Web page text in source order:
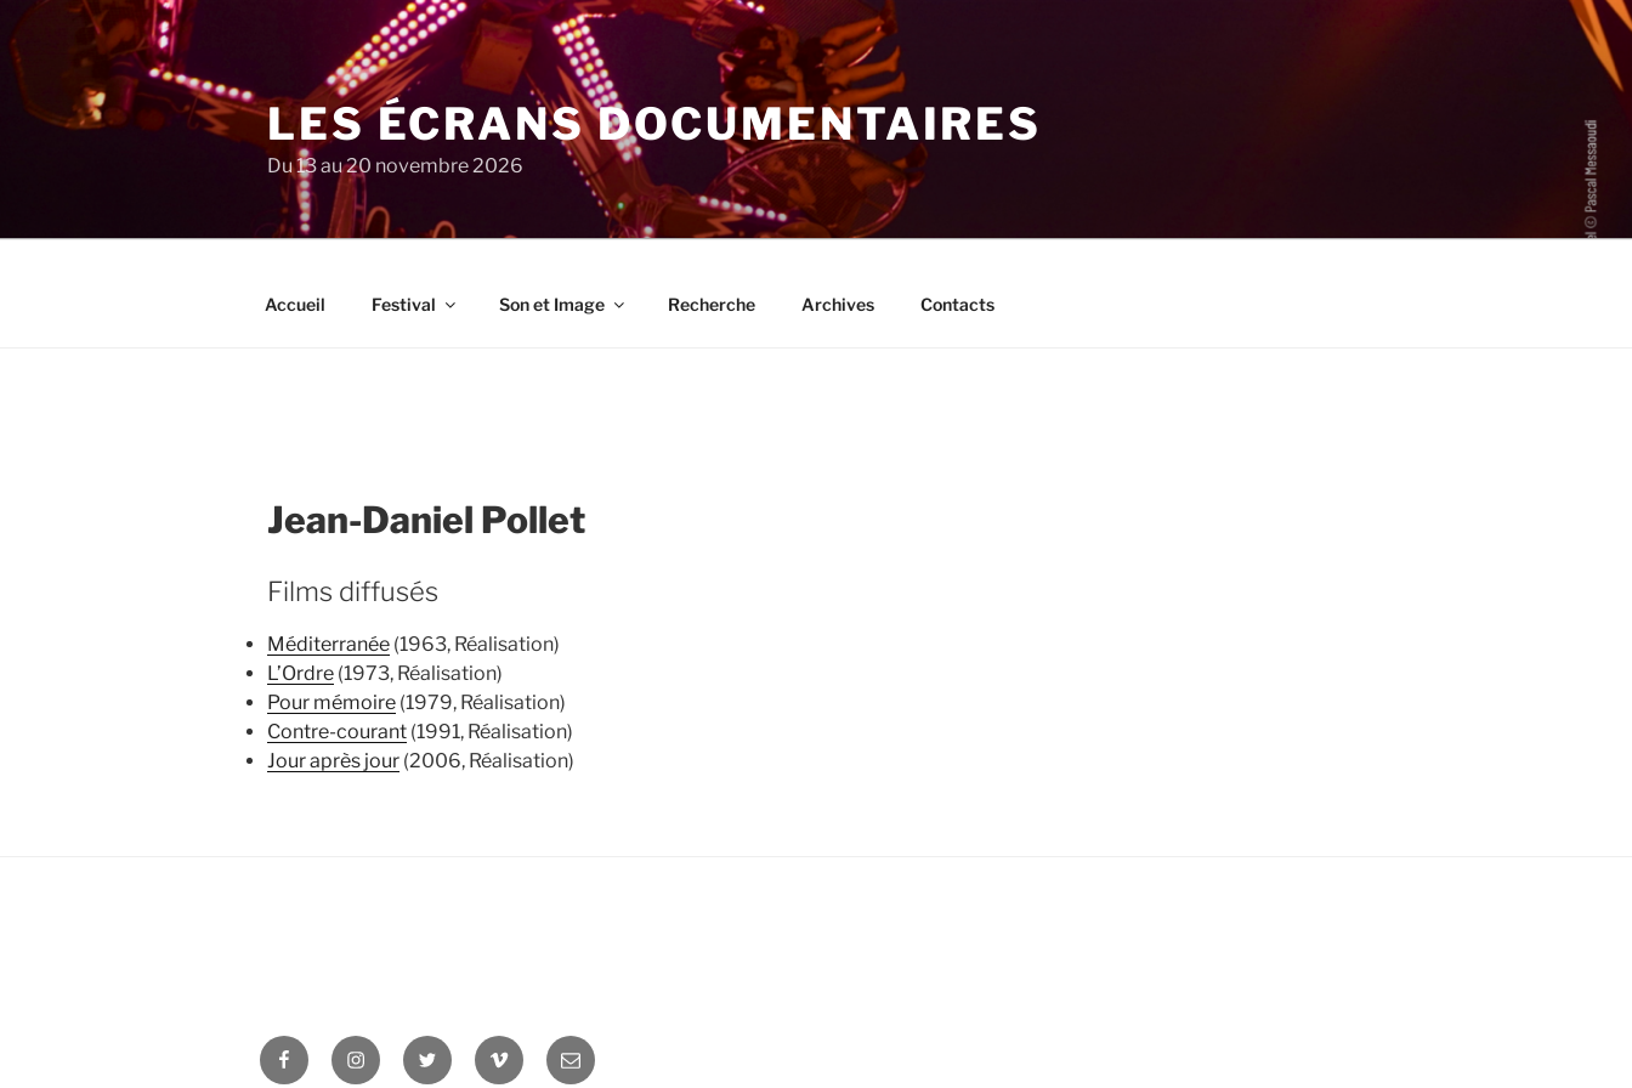
au
contenu
principal
LES ÉCRANS DOCUMENTAIRES
Du 13 au 20 novembre 2026
Accueil Festival Son et Image Recherche Archives Contacts
Jean-Daniel Pollet
Films diffusés
Méditerranée (1963, Réalisation)
L’Ordre (1973, Réalisation)
Pour mémoire (1979, Réalisation)
Contre-courant (1991, Réalisation)
Jour après jour (2006, Réalisation)
FacebookInstagramTwitter Vimeo Newsletter